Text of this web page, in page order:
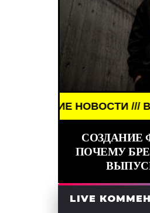
НОВОСТИ ///
СОЗДАНИЕ
ПОЧЕМУ
LIVE